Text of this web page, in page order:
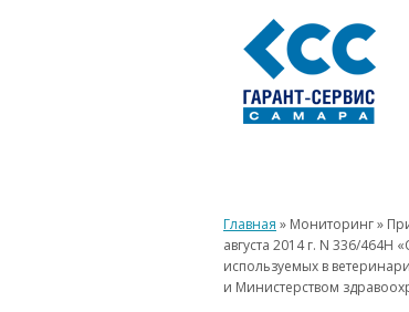
Главная » Мониторинг »
августа 2014 г. N 336/
используемых в
и Министерством